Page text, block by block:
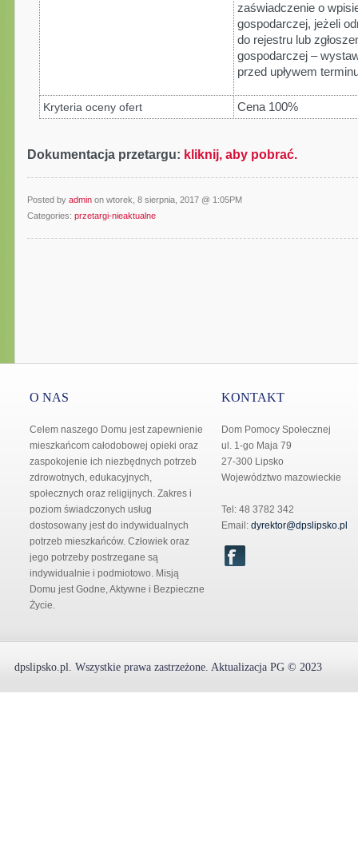
zaświadczenie o
gospodarczej, jeżeli
do rejestru lub
gospodarczej –
przed upływem
Kryteria oceny ofert Cena 100%
Dokumentacja przetargu: kliknij, aby pobrać.
Posted by admin on wtorek, 8 sierpnia, 2017 @ 1:05PM
Categories: przetargi-nieaktualne
O NAS
Celem naszego Domu jest zapewnienie
mieszkańcom całodobowej opieki oraz
zaspokojenie ich niezbędnych potrzeb
zdrowotnych, edukacyjnych,
społecznych oraz religijnych. Zakres i
poziom świadczonych usług
dostosowany jest do indywidualnych
potrzeb mieszkańców. Człowiek oraz
jego potrzeby postrzegane są
indywidualnie i podmiotowo. Misją
Domu jest Godne, Aktywne i Bezpieczne
Życie.
KONTAKT
Dom Pomocy Społecznej
ul. 1-go Maja 79
27-300 Lipsko
Województwo mazowieckie
Tel: 48 3782 342
Email: dyrektor@dpslipsko.pl
dpslipsko.pl. Wszystkie prawa zastrzeżone. Aktualizacja PG © 2023